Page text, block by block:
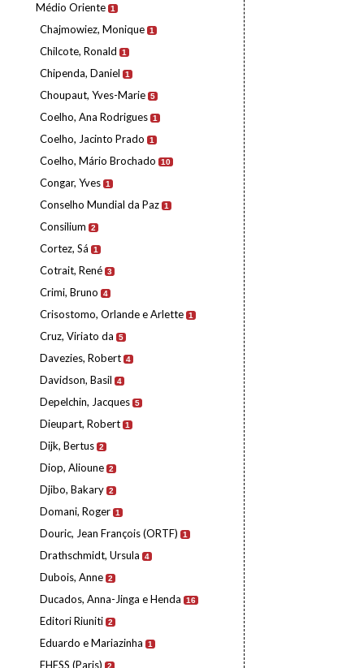
Médio Oriente 1
Chajmowiez, Monique 1
Chilcote, Ronald 1
Chipenda, Daniel 1
Choupaut, Yves-Marie 5
Coelho, Ana Rodrigues 1
Coelho, Jacinto Prado 1
Coelho, Mário Brochado 10
Congar, Yves 1
Conselho Mundial da Paz 1
Consilium 2
Cortez, Sá 1
Cotrait, René 3
Crimi, Bruno 4
Crisostomo, Orlande e Arlette 1
Cruz, Viriato da 5
Davezies, Robert 4
Davidson, Basil 4
Depelchin, Jacques 5
Dieupart, Robert 1
Dijk, Bertus 2
Diop, Alioune 2
Djibo, Bakary 2
Domani, Roger 1
Douric, Jean François (ORTF) 1
Drathschmidt, Ursula 4
Dubois, Anne 2
Ducados, Anna-Jinga e Henda 16
Editori Riuniti 2
Eduardo e Mariazinha 1
EHESS (Paris) 2